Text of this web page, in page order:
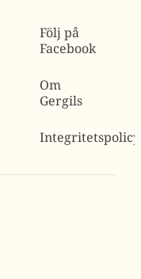
Följ på
Facebook
Om
Gergils
Integritetspolicy